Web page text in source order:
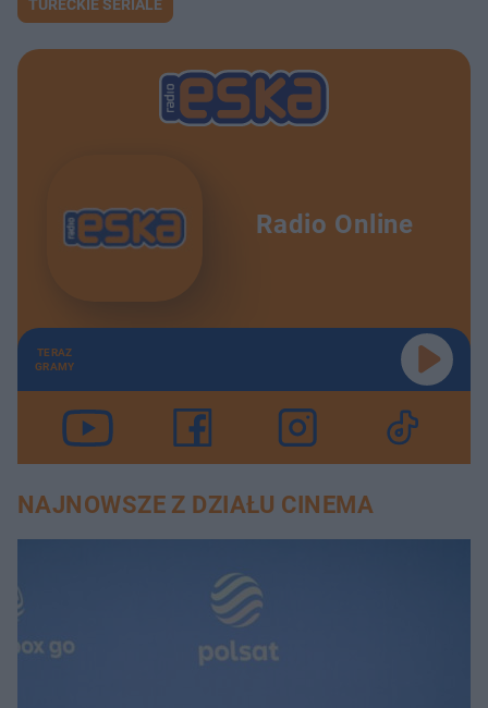
TURECKIE SERIALE
Radio Online
TERAZ
GRAMY
NAJNOWSZE Z DZIAŁU CINEMA